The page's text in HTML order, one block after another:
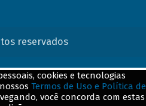
reservados
cookies e tecnologias
Termos de Uso e Política de
você concorda com estas